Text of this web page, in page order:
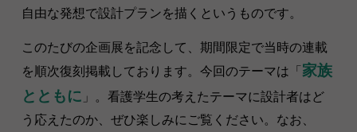
自由な発想で設計プランを描くというものです。
このたびの企画展を記念して、期間限定で当時の連載
を順次復刻掲載しております。今回のテーマは「家族
とともに 」。 看護学生の考えたテーマに設計者はど
う応えたのか、ぜひ楽しみにご覧ください。なお、